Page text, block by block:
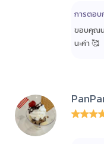
การตอ
ขอบคุณน
นะค่า 🥰